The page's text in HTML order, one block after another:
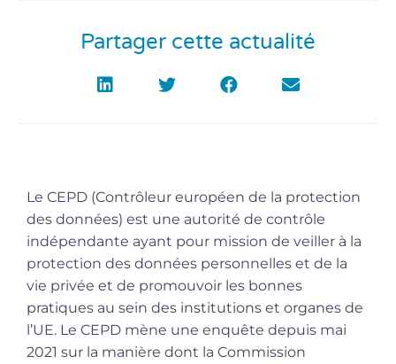
Partager cette actualité
Le CEPD (Contrôleur européen de la protection
des données) est une autorité de contrôle
indépendante ayant pour mission de veiller à la
protection des données personnelles et de la
vie privée et de promouvoir les bonnes
pratiques au sein des institutions et organes de
l’UE. Le CEPD mène une enquête depuis mai
2021 sur la manière dont la Commission